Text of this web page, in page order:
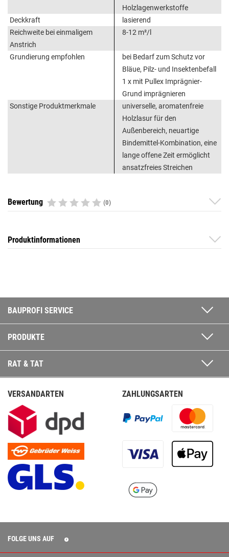
Holzlagenwerkstoffe
Deckkraft
lasierend
Reichweite bei einmaligem
Anstrich
8-12 m²/l
Grundierung empfohlen
bei Bedarf zum Schutz vor
Bläue, Pilz- und Insektenbefall
1 x mit Pullex Imprägnier-
Grund imprägnieren
Sonstige Produktmerkmale
universelle, aromatenfreie
Holzlasur für den
Außenbereich, neuartige
Bindemittel-Kombination, eine
lange offene Zeit ermöglicht
ansatzfreies Streichen
Bewertung (0)
Produktinformationen
BAUPROFI SERVICE
PRODUKTE
RAT & TAT
VERSANDARTEN ZAHLUNGSARTEN
FOLGE UNS AUF